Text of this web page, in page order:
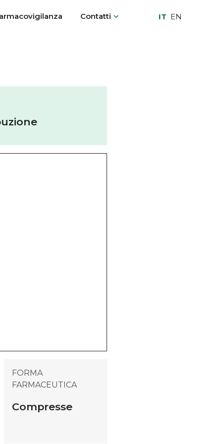
Contatti EN
IT
FORMA
FARMACEUTICA
Compresse